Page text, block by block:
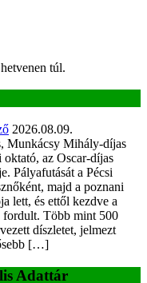
túl.
2026.08.09.
Munkácsy Mihály-díjas
oktató, az Oscar-díjas
Pályafutását a Pécsi
majd a poznani
lett, és ettől kezdve a
fordult. Több mint 500
díszletet, jelmezt
[…]
Adattár